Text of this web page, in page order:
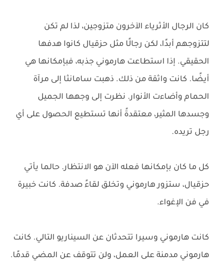
كان الرجال الأثرياء الآخرون متزوجين، لذا لم تكن
لتتزوجهم أبدًا، لكن رجالًا مثل حزقيال كانوا هدفها
الحقيقي. إذا استطاعت هارموني جذبه، فبإمكانها هي
أيضًا. كانت واثقة من ذلك. ذهبت سامانثا إلى مرآة
الحمام وأضاءت الأنوار. نظرت إلى وجهها الجميل
وجسدها المثير، معتقدةً أنها تستطيع الحصول على أي
رجل تريده.
كل ما كان بإمكانها فعله الآن هو الانتظار. حالما يأتي
حزقيال، ستزور هارموني وتخلق لقاءً صدفة. كانت خبيرة
في فن الإغواء.
كانت هارموني وسيرا تتحدثان عن السيناريو التالي. كانت
هارموني مدمنة على العمل، ولن تتوقف عن المضي قدمًا.